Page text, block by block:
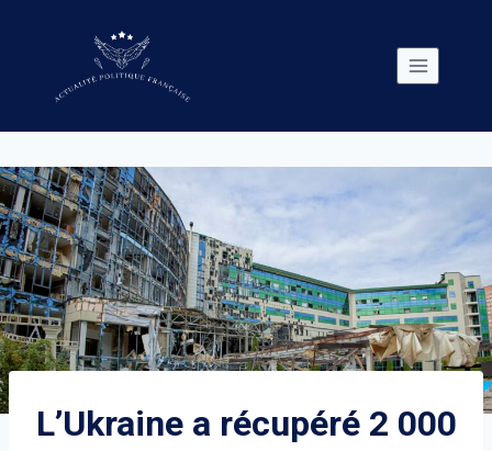
L’Ukraine a récupéré 2 000